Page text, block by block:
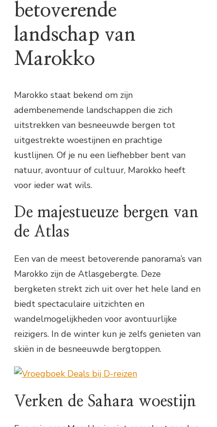
betoverende
landschap van
Marokko
Marokko staat bekend om zijn
adembenemende landschappen die zich
uitstrekken van besneeuwde bergen tot
uitgestrekte woestijnen en prachtige
kustlijnen. Of je nu een liefhebber bent van
natuur, avontuur of cultuur, Marokko heeft
voor ieder wat wils.
De majestueuze bergen van
de Atlas
Een van de meest betoverende panorama’s van
Marokko zijn de Atlasgebergte. Deze
bergketen strekt zich uit over het hele land en
biedt spectaculaire uitzichten en
wandelmogelijkheden voor avontuurlijke
reizigers. In de winter kun je zelfs genieten van
skiën in de besneeuwde bergtoppen.
Verken de Sahara woestijn